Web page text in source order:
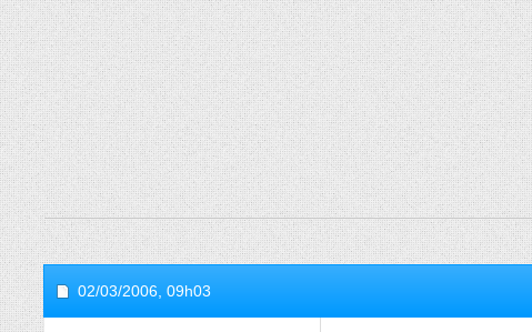
02/03/2006, 09h03